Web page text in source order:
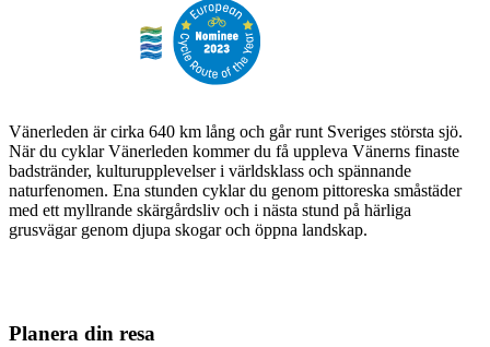
Vänerleden är cirka 640 km lång och går runt Sveriges största sjö.
När du cyklar Vänerleden kommer du få uppleva Vänerns finaste
badstränder, kulturupplevelser i världsklass och spännande
naturfenomen. Ena stunden cyklar du genom pittoreska småstäder
med ett myllrande skärgårdsliv och i nästa stund på härliga
grusvägar genom djupa skogar och öppna landskap.
Planera din resa